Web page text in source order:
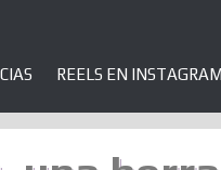
REELS EN